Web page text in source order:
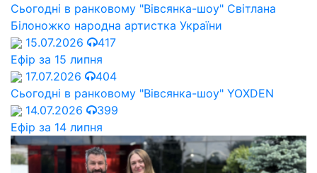
Сьогодні в ранковому "Вівсянка-шоу" Cвітлана
Білоножко народна артистка України
15.07.2026
417
Ефір за 15 липня
17.07.2026
404
Сьогодні в ранковому "Вівсянка-шоу" YOXDEN
14.07.2026
399
Ефір за 14 липня